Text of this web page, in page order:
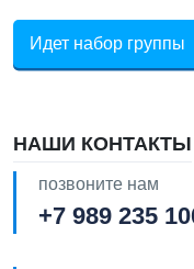
Идет набор группы
НАШИ КОНТАКТЫ
позвоните нам
+7 989 235